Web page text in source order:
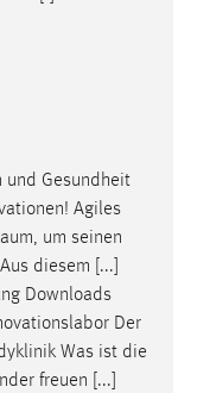
und Gesundheit
Agiles
, um seinen
diesem [...]
Downloads
Der
Was ist die
freuen [...]